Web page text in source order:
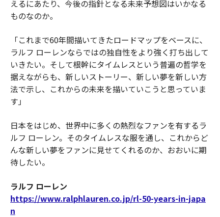
えるにあたり、今後の指針となる未来予想図はいかなる
ものなのか。
「これまで60年間描いてきたロードマップをベースに、
ラルフ ローレンならではの独自性をより強く打ち出して
いきたい。そして根幹にタイムレスという普遍の哲学を
据えながらも、新しいストーリー、新しい夢を新しい方
法で示し、これからの未来を描いていこうと思っていま
す」
日本をはじめ、世界中に多くの熱烈なファンを有するラ
ルフ ローレン。そのタイムレスな服を通し、これからど
んな新しい夢をファンに見せてくれるのか、おおいに期
待したい。
ラルフ ローレン
https://www.ralphlauren.co.jp/rl-50-years-in-japa
n